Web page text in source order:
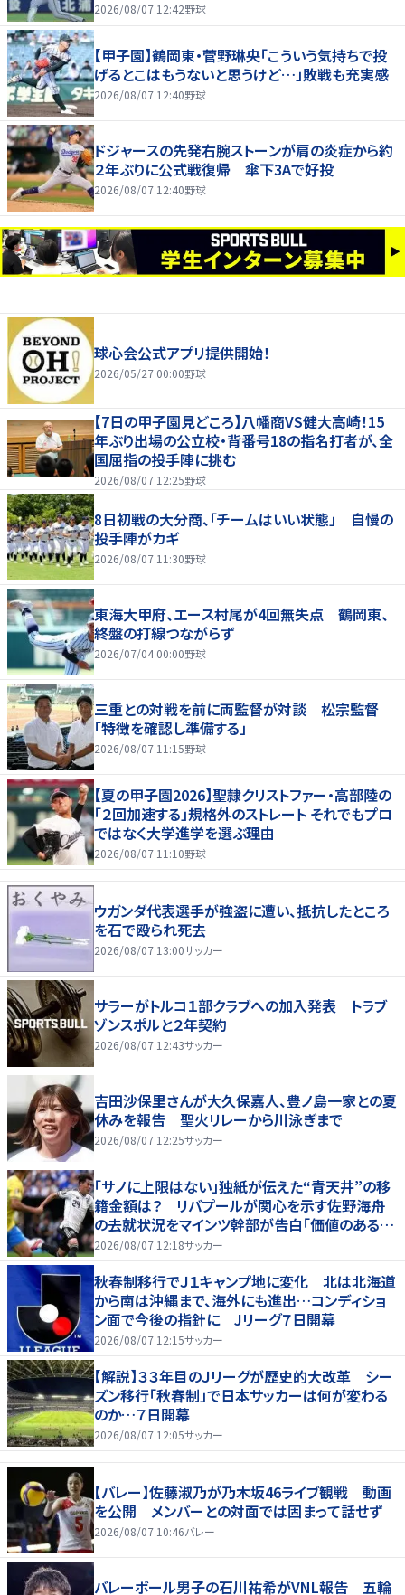
2026/08/07 12:42野球
【甲子園】鶴岡東・菅野琳央「こういう気持ちで投
げるとこはもうないと思うけど…」敗戦も充実感
2026/08/07 12:40野球
ドジャースの先発右腕ストーンが肩の炎症から約
２年ぶりに公式戦復帰 傘下3Aで好投
2026/08/07 12:40野球
球心会公式アプリ提供開始！
2026/05/27 00:00野球
【7日の甲子園見どころ】八幡商VS健大高崎！15
年ぶり出場の公立校・背番号18の指名打者が、全
国屈指の投手陣に挑む
2026/08/07 12:25野球
8日初戦の大分商、「チームはいい状態」 自慢の
投手陣がカギ
2026/08/07 11:30野球
東海大甲府、エース村尾が4回無失点 鶴岡東、
終盤の打線つながらず
2026/07/04 00:00野球
三重との対戦を前に両監督が対談 松宗監督
「特徴を確認し準備する」
2026/08/07 11:15野球
【夏の甲子園2026】聖隷クリストファー・高部陸の
「２回加速する」規格外のストレート それでもプロ
ではなく大学進学を選ぶ理由
2026/08/07 11:10野球
ウガンダ代表選手が強盗に遭い、抵抗したところ
を石で殴られ死去
2026/08/07 13:00サッカー
サラーがトルコ１部クラブへの加入発表 トラブ
ゾンスポルと２年契約
2026/08/07 12:43サッカー
吉田沙保里さんが大久保嘉人、豊ノ島一家との夏
休みを報告 聖火リレーから川泳ぎまで
2026/08/07 12:25サッカー
「サノに上限はない」独紙が伝えた“青天井”の移
籍金額は？ リバプールが関心を示す佐野海舟
の去就状況をマインツ幹部が告白「価値のあるも
のになる」
2026/08/07 12:18サッカー
秋春制移行でＪ１キャンプ地に変化 北は北海道
から南は沖縄まで、海外にも進出…コンディショ
ン面で今後の指針に Jリーグ７日開幕
2026/08/07 12:15サッカー
【解説】３３年目のＪリーグが歴史的大改革 シー
ズン移行「秋春制」で日本サッカーは何が変わる
のか…７日開幕
2026/08/07 12:05サッカー
【バレー】佐藤淑乃が乃木坂46ライブ観戦 動画
を公開 メンバーとの対面では固まって話せず
2026/08/07 10:46バレー
バレーボール男子の石川祐希がVNL報告 五輪